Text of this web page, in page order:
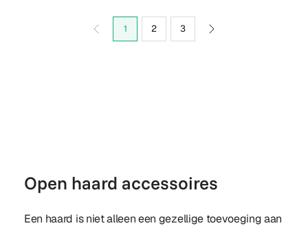
1 2 3
Open haard accessoires
Een haard is niet alleen een gezellige toevoeging aan